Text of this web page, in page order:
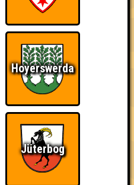
Stahl
The Amount of
Teilnahmen is too
damn high
Hoyerswerda
Jüterbog